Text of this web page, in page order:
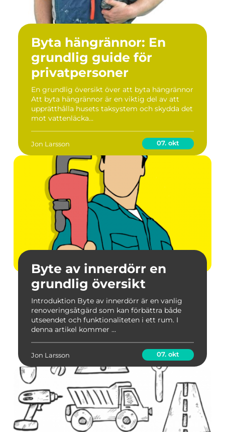
Byta hängrännor: En
grundlig guide för
privatpersoner
En grundlig översikt över att byta hängrännor
Att byta hängrännor är en viktig del av att
upprätthålla husets taksystem och skydda det
mot vattenläcka...
Jon Larsson 07. okt
Byte av innerdörr en
grundlig översikt
Introduktion Byte av innerdörr är en vanlig
renoveringsåtgärd som kan förbättra både
utseendet och funktionaliteten i ett rum. I
denna artikel kommer ...
Jon Larsson 07. okt